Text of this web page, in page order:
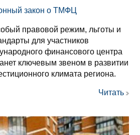
за­кон о ТМФЦ
правовой режим, льготы и
для участников
финансового центра
ключевым звеном в развитии
климата региона.
Читать